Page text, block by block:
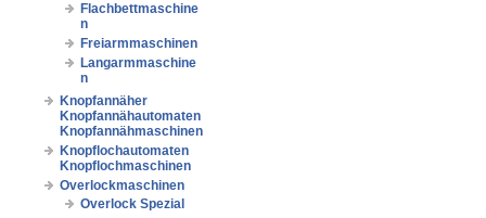
Flachbettmaschine
n
Freiarmmaschinen
Langarmmaschine
n
Knopfannäher
Knopfannähautomaten
Knopfannähmaschinen
Knopflochautomaten
Knopflochmaschinen
Overlockmaschinen
Overlock Spezial